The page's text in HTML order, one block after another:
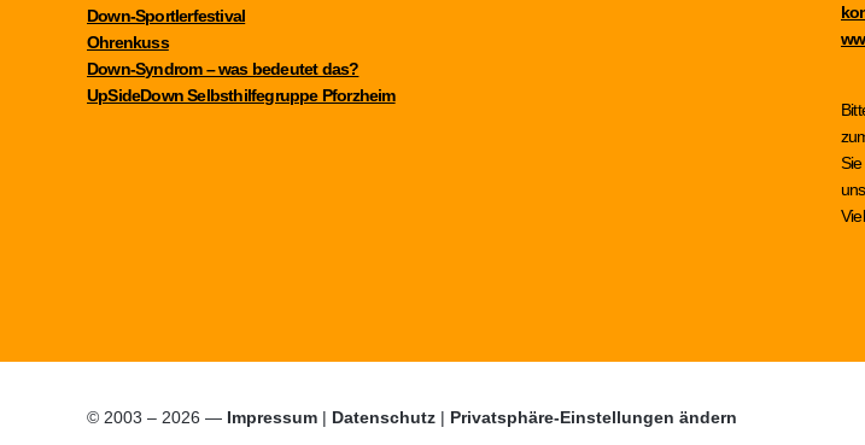
Down-Sportlerfestival
Ohrenkuss
Down-Syndrom – was bedeutet das?
UpSideDown Selbsthilfegruppe Pforzheim
© 2003 – 2026 — Impressum | Datenschutz | Privatsphäre-Einstellungen ändern